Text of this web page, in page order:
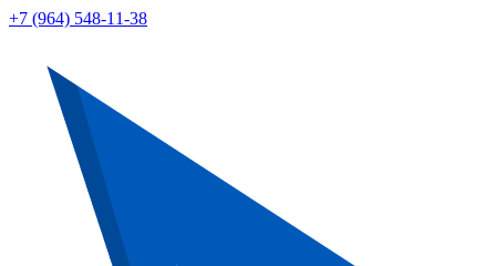
+7 (964) 548-11-38